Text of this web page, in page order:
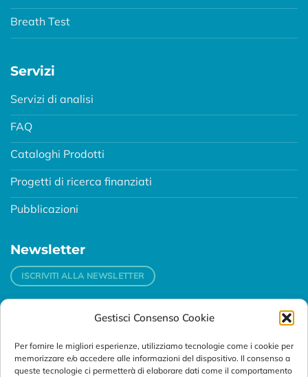
Gestisci Consenso Cookie
Per fornire le migliori esperienze, utilizziamo tecnologie come i cookie per
memorizzare e/o accedere alle informazioni del dispositivo. Il consenso a
queste tecnologie ci permetterà di elaborare dati come il comportamento
Breath Test
Servizi
Servizi di analisi
FAQ
Cataloghi Prodotti
Progetti di ricerca finanziati
Pubblicazioni
Newsletter
ISCRIVITI ALLA NEWSLETTER
Padova
Via Svizzera, 16 - 35127 Padova (Italy)